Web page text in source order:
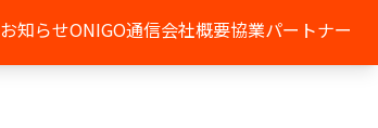
お知らせONIGO通信会社概要協業パートナー